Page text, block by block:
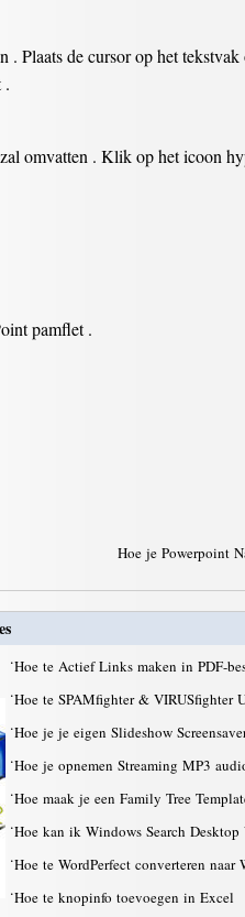
. Plaats de cursor op het
.
omvatten . Klik op het icoon
pamflet .
Hoe je Powerpoint
·Hoe te Actief Links maken in PDF-
·Hoe te SPAMfighter & VIRUSfighter
·Hoe je je eigen Slideshow
·Hoe je opnemen Streaming MP3
·Hoe maak je een Family Tree
·Hoe kan ik Windows Search
·Hoe te WordPerfect converteren naar
·Hoe te knopinfo toevoegen in Excel